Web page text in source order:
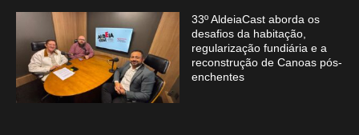
33º AldeiaCast aborda os
desafios da habitação,
regularização fundiária e a
reconstrução de Canoas pós-
enchentes